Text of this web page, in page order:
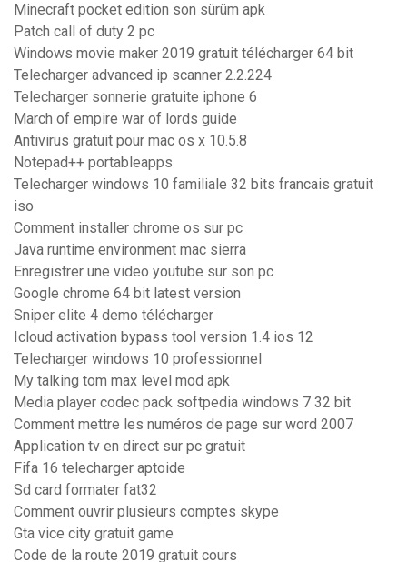
Minecraft pocket edition son sürüm apk
Patch call of duty 2 pc
Windows movie maker 2019 gratuit télécharger 64 bit
Telecharger advanced ip scanner 2.2.224
Telecharger sonnerie gratuite iphone 6
March of empire war of lords guide
Antivirus gratuit pour mac os x 10.5.8
Notepad++ portableapps
Telecharger windows 10 familiale 32 bits francais gratuit
iso
Comment installer chrome os sur pc
Java runtime environment mac sierra
Enregistrer une video youtube sur son pc
Google chrome 64 bit latest version
Sniper elite 4 demo télécharger
Icloud activation bypass tool version 1.4 ios 12
Telecharger windows 10 professionnel
My talking tom max level mod apk
Media player codec pack softpedia windows 7 32 bit
Comment mettre les numéros de page sur word 2007
Application tv en direct sur pc gratuit
Fifa 16 telecharger aptoide
Sd card formater fat32
Comment ouvrir plusieurs comptes skype
Gta vice city gratuit game
Code de la route 2019 gratuit cours